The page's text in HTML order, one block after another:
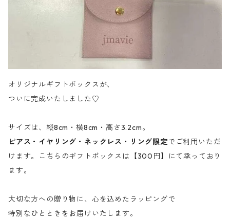
オリジナルギフトボックスが、
ついに完成いたしました♡
サイズは、縦8cm・横8cm・高さ3.2cm。
ピアス・イヤリング・ネックレス・リング限定でご利用いただ
けます。こちらのギフトボックスは【300円】にて承っており
ます。
大切な方への贈り物に、心を込めたラッピングで
特別なひとときをお届けいたします。